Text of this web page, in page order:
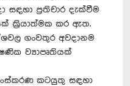
සඳහා ප්‍රතිචාර දැක්වීම
ක්‍රියාත්මක කර ඇත.
ගංවතුර අවදානම
ව්‍යාපෘතියක්
කටයුතු සඳහා